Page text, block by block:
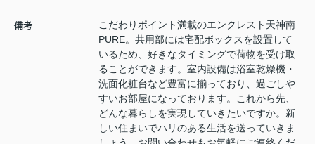
備考
こだわりポイント満載のエンクレスト天神南
PURE。共用部には宅配ボックスを設置して
いるため、好きなタイミングで荷物を受け取
ることができます。室内設備は浴室乾燥機・
洗面化粧台など豊富に揃っており、過ごしや
すいお部屋になっております。これから先、
どんな暮らしを実現していきたいですか。新
しい住まいでハリのある生活を送っていきま